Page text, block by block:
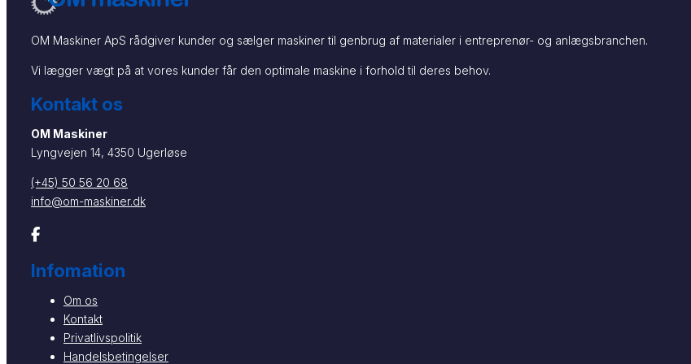
OM Maskiner ApS rådgiver kunder og sælger maskiner til genbrug af materialer i entreprenør- og anlægsbranchen.
Vi lægger vægt på at vores kunder får den optimale maskine i forhold til deres behov.
Kontakt os
OM Maskiner
Lyngvejen 14, 4350 Ugerløse
(+45) 50 56 20 68
info@om-maskiner.dk
Infomation
Om os
Kontakt
Privatlivspolitik
Handelsbetingelser